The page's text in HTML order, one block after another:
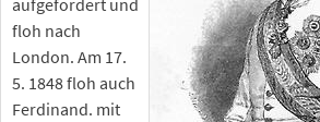
floh nach
London. Am 17.
5. 1848 floh auch
Ferdinand. mit